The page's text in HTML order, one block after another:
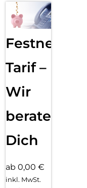
Festnetz
Tarif –
Wir
beraten
Dich
ab 0,00 €
inkl. MwSt.